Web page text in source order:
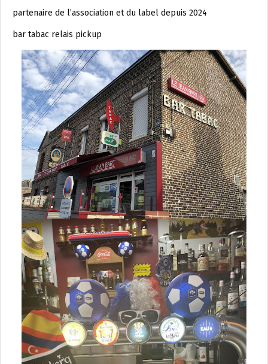
partenaire de l’association et du label depuis 2024
bar tabac relais pickup